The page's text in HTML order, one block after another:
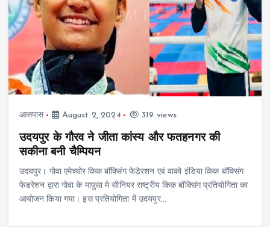
आसपास August 2, 2024 319 views
उदयपुर के गौरव ने जीता कांस्य और फतहनगर की
सकीना बनी चैम्पियन
उदयपुर। गोवा एमेच्योर किक बॉक्सिंग फेडेरशन एवं वाको इंडिया किक बॉक्सिंग
फेडरेशन द्वारा गोवा के मापुसा मे सीनियर राष्ट्रीय किक बॉक्सिंग प्रतियोगिता का
आयोजन किया गया। इस प्रतियोगिता में उदयपुर…